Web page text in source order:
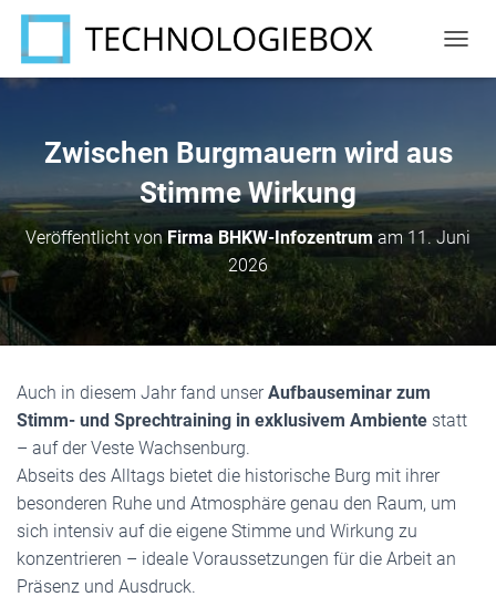
A
N
M
S
C
H
T
Zwischen Burgmauern wird aus
Stimme Wirkung
Veröffentlicht von Firma BHKW-Infozentrum am 11. Juni
2026
Auch in diesem Jahr fand unserAufbauseminar zum
Stimm- und Sprechtraining in exklusivem Ambiente statt
– auf der Veste Wachsenburg.
Abseits des Alltags bietet die historische Burg mit ihrer
besonderen Ruhe und Atmosphäre genau den Raum, um
sich intensiv auf die eigene Stimme und Wirkung zu
konzentrieren – ideale Voraussetzungen für die Arbeit an
Präsenz und Ausdruck.